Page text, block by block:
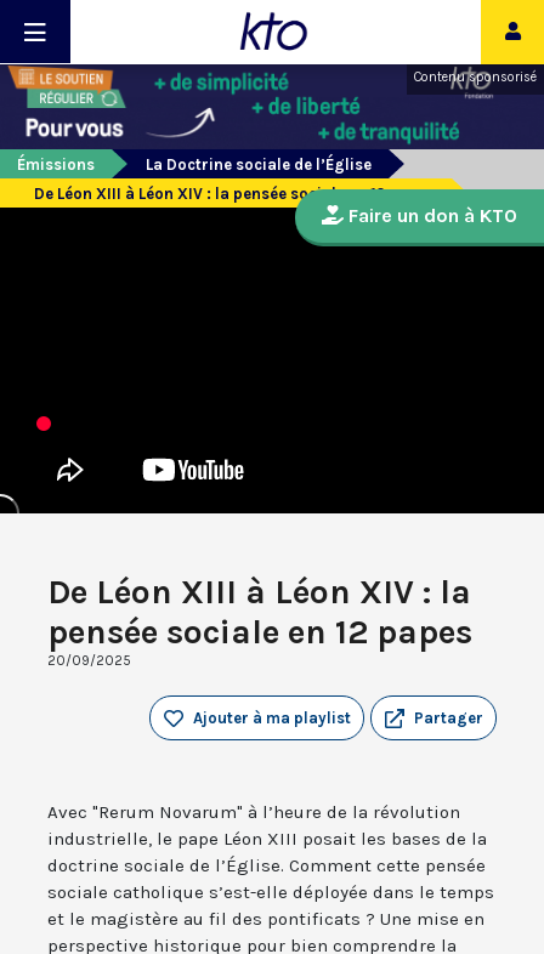
Contenu sponsorisé
Émissions
La Doctrine sociale de l’Église
De Léon XIII à Léon XIV : la pensée sociale en 12 papes
De Léon XIII à Léon XIV : la
pensée sociale en 12 papes
20/09/2025
Partager
Ajouter à ma playlist
Avec "Rerum Novarum" à l’heure de la révolution
industrielle, le pape Léon XIII posait les bases de la
doctrine sociale de l’Église. Comment cette pensée
sociale catholique s’est-elle déployée dans le temps
et le magistère au fil des pontificats ? Une mise en
perspective historique pour bien comprendre la
Faire un don à KTO